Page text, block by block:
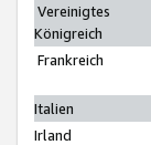
Vereinigtes
Königreich
Frankreich
Italien
Irland